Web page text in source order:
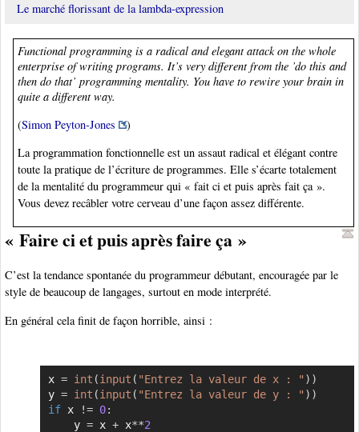
Le marché florissant de la lambda-expression
Functional programming is a radical and elegant attack on the whole
enterprise of writing programs. It’s very different from the ’do this and
then do that’ programming mentality. You have to rewire your brain in
quite a different way.
(Simon Peyton-Jones
)
La programmation fonctionnelle est un assaut radical et élégant contre
toute la pratique de l’écriture de programmes. Elle s’écarte totalement
de la mentalité du programmeur qui « fait ci et puis après fait ça ».
Vous devez recâbler votre cerveau d’une façon assez différente.
« Faire ci et puis après faire ça »
C’est la tendance spontanée du programmeur débutant, encouragée par le
style de beaucoup de langages, surtout en mode interprété.
En général cela finit de façon horrible, ainsi :
x = int (input ( "Entrez la valeur de x : " ) )
y = int (input ( "Entrez la valeur de y : " ) )
if x != 0:
    y
= x + x**2
Copier